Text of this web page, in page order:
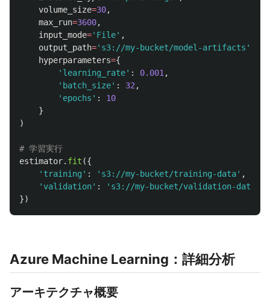
volume_size=30,
max_run=3600,
input_mode=' File' ,
output_path=' s3://my-bucket/model-artifacts '
hyperparameters={
' learning_rate' : 0.001 ,
' batch_size' : 32 ,
' epochs ' :
10
}
)
estimator. fit ({
' training ' : ' s3://my-bucket/training-data' ,
' validation' : ' s3://my-bucket/validation-data
})
Azure Machine Learning：詳細分析
アーキテクチャ概要